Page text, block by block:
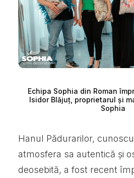
Echipa Sophia din Roman
Isidor Blăjuț, proprietarul și
Sophia
Hanul Pădurarilor,
atmosfera sa autentică și
deosebită, a fost recent